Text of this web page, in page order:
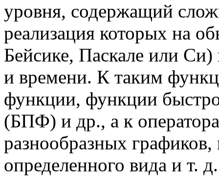
уровня, содержащий
реализация которых на
Бейсике, Паскале или
и времени. К таким
функции, функции
(БПФ) и др., а к
разнообразных
определенного вида и т. д.